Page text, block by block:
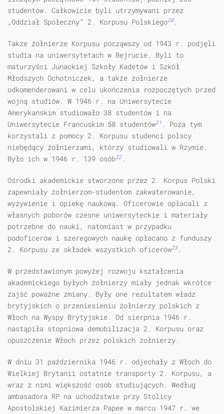
studentów. Całkowicie byli utrzymywani przez
„Oddział Społeczny” 2. Korpusu Polskiego20.
Także żołnierze Korpusu począwszy od 1943 r. podjęli
studia na uniwersytetach w Bejrucie. Byli to
maturzyści Junackiej Szkoły Kadetów i Szkół
Młodszych Ochotniczek, a także żołnierze
odkomenderowani w celu ukończenia rozpoczętych przed
wojną studiów. W 1946 r. na Uniwersytecie
Amerykańskim studiowało 38 studentów i na
Uniwersytecie Francuskim 58 studentów21 . Poza tym
korzystali z pomocy 2. Korpusu studenci polscy
niebędący żołnierzami, którzy studiowali w Rzymie.
Było ich w 1946 r. 139 osób22.
Ośrodki akademickie stworzone przez 2. Korpus Polski
zapewniały żołnie­rzom-studentom zakwaterowanie,
wyżywienie i opiekę naukową. Oficerowie opłacali z
własnych poborów czesne uniwersyteckie i materiały
potrzebne do nauki, natomiast w przypadku
podoficerów i szeregowych naukę opłacano z funduszy
2. Korpusu ze składek wszystkich oficerów23.
W przedstawionym powyżej rozwoju kształcenia
akademickiego byłych żołnierzy miały jednak wkrótce
zajść poważne zmiany. Były one rezultatem władz
brytyjskich o przeniesieniu żołnierzy polskich z
Włoch na Wyspy Bry­tyjskie. Od sierpnia 1946 r.
nastąpiła stopniowa demobilizacja 2. Korpusu oraz
opuszczenie Włoch przez polskich żołnierzy.
W dniu 31 października 1946 r. odjechały z Włoch do
Wielkiej Brytanii ostatnie transporty 2. Korpusu, a
wraz z nimi większość osób studiujących. Według
ambasadora RP na uchodźstwie przy Stolicy
Apostolskiej Kazimierza Papee w marcu 1947 r. we